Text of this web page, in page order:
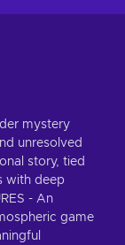
mystery
unresolved
story, tied
with deep
- An
game